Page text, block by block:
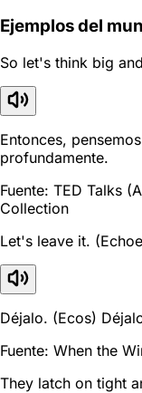
Ejemplos del
So let's think big
Entonces,
profundamente.
Fuente: TED Talks
Collection
Let's leave it.
Déjalo. (Ecos)
Fuente: When the
They latch on tight